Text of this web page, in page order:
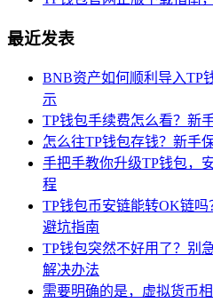
最近发表
BNB资产如何顺利导入TP
示
TP钱包手续费怎么看？新
怎么往TP钱包存钱？新手
手把手教你升级TP钱包，
程
TP钱包币安链能转OK链
避坑指南
TP钱包突然不好用了？别
解决办法
需要明确的是，虚拟货币